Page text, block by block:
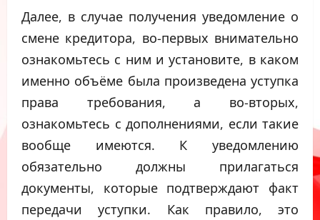
Далее, в случае получения уведомление о
смене кредитора, во-первых внимательно
ознакомьтесь с ним и установите, в каком
именно объёме была произведена уступка
права требования, а во-вторых,
ознакомьтесь с дополнениями, если такие
вообще имеются. К уведомлению
обязательно должны прилагаться
документы, которые подтверждают факт
передачи уступки. Как правило, это